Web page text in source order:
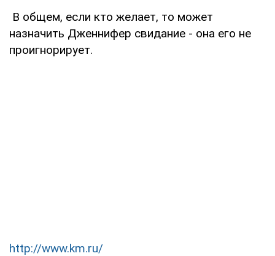
В общем, если кто желает, то может
назначить Дженнифер свидание - она его не
проигнорирует.
http://www.km.ru/